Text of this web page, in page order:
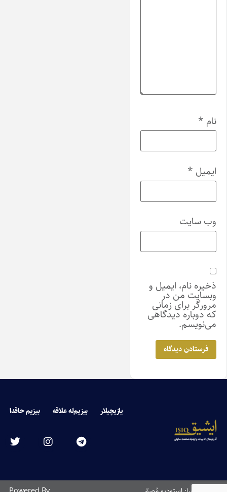
نام *
ایمیل *
وب‌ سایت
ذخیره نام، ایمیل و
وبسایت من در
مرورگر برای زمانی
که دوباره دیدگاهی
می‌نویسم.
یازیچیلار بیزیم‌له علاقه بیزیم حاقدا